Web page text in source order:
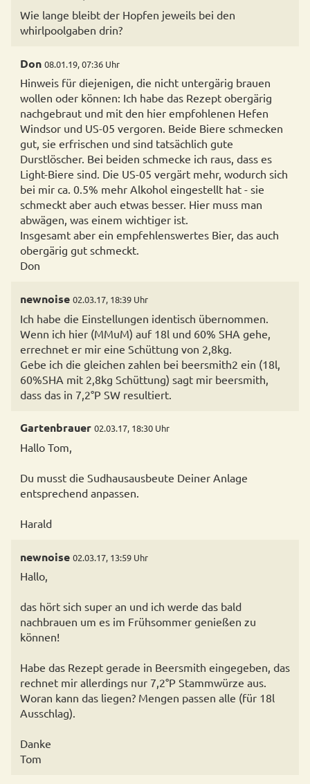
Wie lange bleibt der Hopfen jeweils bei den
whirlpoolgaben drin?
Don 08.01.19, 07:36 Uhr
Hinweis für diejenigen, die nicht untergärig brauen
wollen oder können: Ich habe das Rezept obergärig
nachgebraut und mit den hier empfohlenen Hefen
Windsor und US-05 vergoren. Beide Biere schmecken
gut, sie erfrischen und sind tatsächlich gute
Durstlöscher. Bei beiden schmecke ich raus, dass es
Light-Biere sind. Die US-05 vergärt mehr, wodurch sich
bei mir ca. 0.5% mehr Alkohol eingestellt hat - sie
schmeckt aber auch etwas besser. Hier muss man
abwägen, was einem wichtiger ist.
Insgesamt aber ein empfehlenswertes Bier, das auch
obergärig gut schmeckt.
Don
newnoise 02.03.17, 18:39 Uhr
Ich habe die Einstellungen identisch übernommen.
Wenn ich hier (MMuM) auf 18l und 60% SHA gehe,
errechnet er mir eine Schüttung von 2,8kg.
Gebe ich die gleichen zahlen bei beersmith2 ein (18l,
60%SHA mit 2,8kg Schüttung) sagt mir beersmith,
dass das in 7,2°P SW resultiert.
Gartenbrauer 02.03.17, 18:30 Uhr
Hallo Tom,
Du musst die Sudhausausbeute Deiner Anlage
entsprechend anpassen.
Harald
newnoise 02.03.17, 13:59 Uhr
Hallo,
das hört sich super an und ich werde das bald
nachbrauen um es im Frühsommer genießen zu
können!
Habe das Rezept gerade in Beersmith eingegeben, das
rechnet mir allerdings nur 7,2°P Stammwürze aus.
Woran kann das liegen? Mengen passen alle (für 18l
Ausschlag).
Danke
Tom